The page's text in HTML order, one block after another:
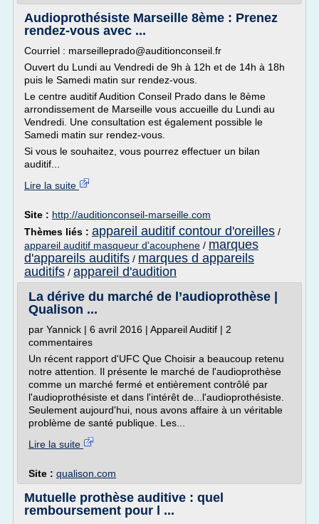
Audioprothésiste Marseille 8ème : Prenez
rendez-vous avec ...
Courriel : marseilleprado@auditionconseil.fr
Ouvert du Lundi au Vendredi de 9h à 12h et de 14h à 18h
puis le Samedi matin sur rendez-vous.
Le centre auditif Audition Conseil Prado dans le 8ème
arrondissement de Marseille vous accueille du Lundi au
Vendredi. Une consultation est également possible le
Samedi matin sur rendez-vous.
Si vous le souhaitez, vous pourrez effectuer un bilan
auditif...
Lire la suite
Site : http://auditionconseil-marseille.com
Thèmes liés : appareil auditif contour d'oreilles /
appareil auditif masqueur d'acouphene / marques
d'appareils auditifs / marques d appareils
auditifs / appareil d'audition
La dérive du marché de l’audioprothèse |
Qualison ...
par Yannick | 6 avril 2016 | Appareil Auditif | 2
commentaires
Un récent rapport d'UFC Que Choisir a beaucoup retenu
notre attention. Il présente le marché de l'audioprothèse
comme un marché fermé et entièrement contrôlé par
l'audioprothésiste et dans l'intérêt de...l'audioprothésiste.
Seulement aujourd'hui, nous avons affaire à un véritable
problème de santé publique. Les...
Lire la suite
Site : qualison.com
Mutuelle prothèse auditive : quel
remboursement pour l ...